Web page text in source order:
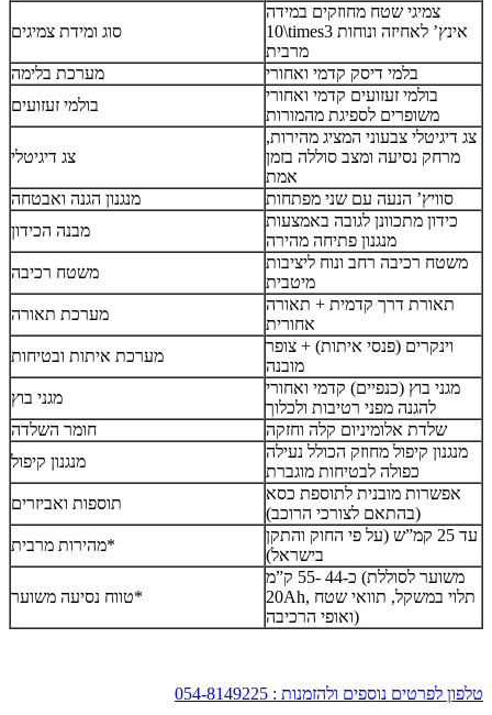
סוג ומידת צמיגים
צמיגי שטח מחוזקים במידה
10\times3 אינץ’ לאחיזה ונוחות
מרבית
מערכת בלימה
בלמי דיסק קדמי ואחורי
בולמי זעזועים
בולמי זעזועים קדמי ואחורי
משופרים לספיגת מהמורות
צג דיגיטלי
צג דיגיטלי צבעוני המציג מהירות,
מרחק נסיעה ומצב סוללה בזמן
אמת
מנגנון הגנה ואבטחה
סוויץ’ הנעה עם שני מפתחות
מבנה הכידון
כידון מתכוונן לגובה באמצעות
מנגנון פתיחה מהירה
משטח רכיבה
משטח רכיבה רחב ונוח ליציבות
מיטבית
מערכת תאורה
תאורת דרך קדמית + תאורה
אחורית
מערכת איתות ובטיחות
וינקרים (פנסי איתות) + צופר
מובנה
מגני בוץ
מגני בוץ (כנפיים) קדמי ואחורי
להגנה מפני רטיבות ולכלוך
חומר השלדה
שלדת אלומיניום קלה וחזקה
מנגנון קיפול
מנגנון קיפול מחוזק הכולל נעילה
כפולה לבטיחות מוגברת
תוספות ואביזרים
אפשרות מובנית לתוספת כסא
(בהתאם לצורכי הרוכב)
מהירות מרבית*
עד 25 קמ”ש (על פי החוק והתקן
בישראל)
טווח נסיעה משוער*
כ-44 -55 ק”מ (משוער לסוללת
20Ah, תלוי במשקל, תוואי שטח
ואופי הרכיבה)
טלפון לפרטים נוספים ולהזמנות : 054-8149225